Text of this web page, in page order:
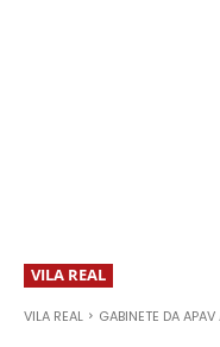
VILA REAL
VILA REAL GABINETE DA